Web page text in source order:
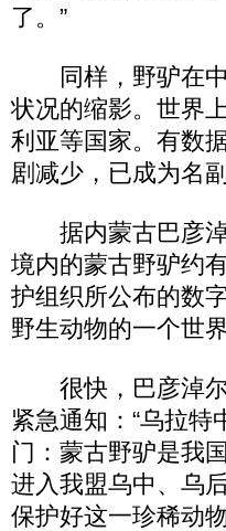
了。”
同样，野驴在中
状况的缩影。世界
利亚等国家。有数
剧减少，已成为名
据内蒙古巴彦淖
境内的蒙古野驴约
护组织所公布的数
野生动物的一个世
很快，巴彦淖尔
紧急通知：“乌拉
门：蒙古野驴是我
进入我盟乌中、乌
保护好这一珍稀动